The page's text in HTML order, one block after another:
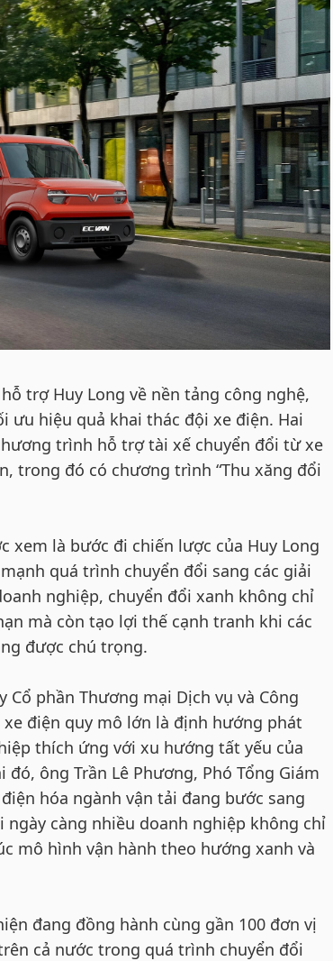
trợ Huy Long về nền tảng công nghệ,
ưu hiệu quả khai thác đội xe điện. Hai
trình hỗ trợ tài xế chuyển đổi từ xe
trong đó có chương trình “Thu xăng đổi
xem là bước đi chiến lược của Huy Long
quá trình chuyển đổi sang các giải
nghiệp, chuyển đổi xanh không chỉ
mà còn tạo lợi thế cạnh tranh khi các
được chú trọng.
Cổ phần Thương mại Dịch vụ và Công
điện quy mô lớn là định hướng phát
thích ứng với xu hướng tất yếu của
ông Trần Lê Phương, Phó Tổng Giám
hóa ngành vận tải đang bước sang
càng nhiều doanh nghiệp không chỉ
mô hình vận hành theo hướng xanh và
đang đồng hành cùng gần 100 đơn vị
cả nước trong quá trình chuyển đổi